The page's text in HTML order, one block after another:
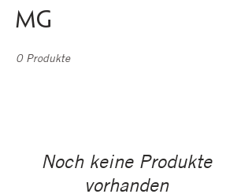
MG
0 Produkte
Noch keine Produkte
vorhanden